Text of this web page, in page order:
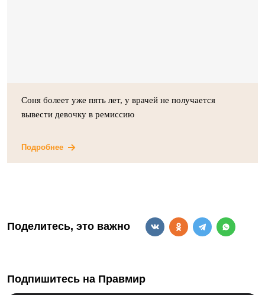
Соня болеет уже пять лет, у врачей не получается
вывести девочку в ремиссию
Подробнее
Поделитесь, это важно
Подпишитесь на Правмир